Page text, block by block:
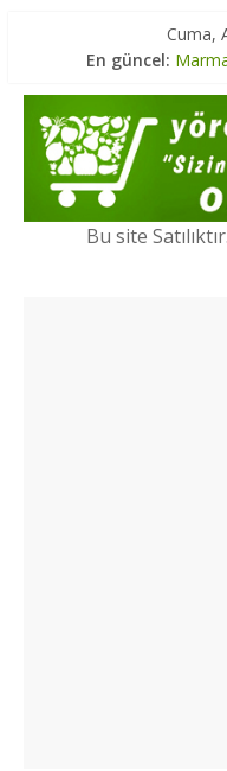
Cuma,
En güncel:
İç
Ege
Bu site